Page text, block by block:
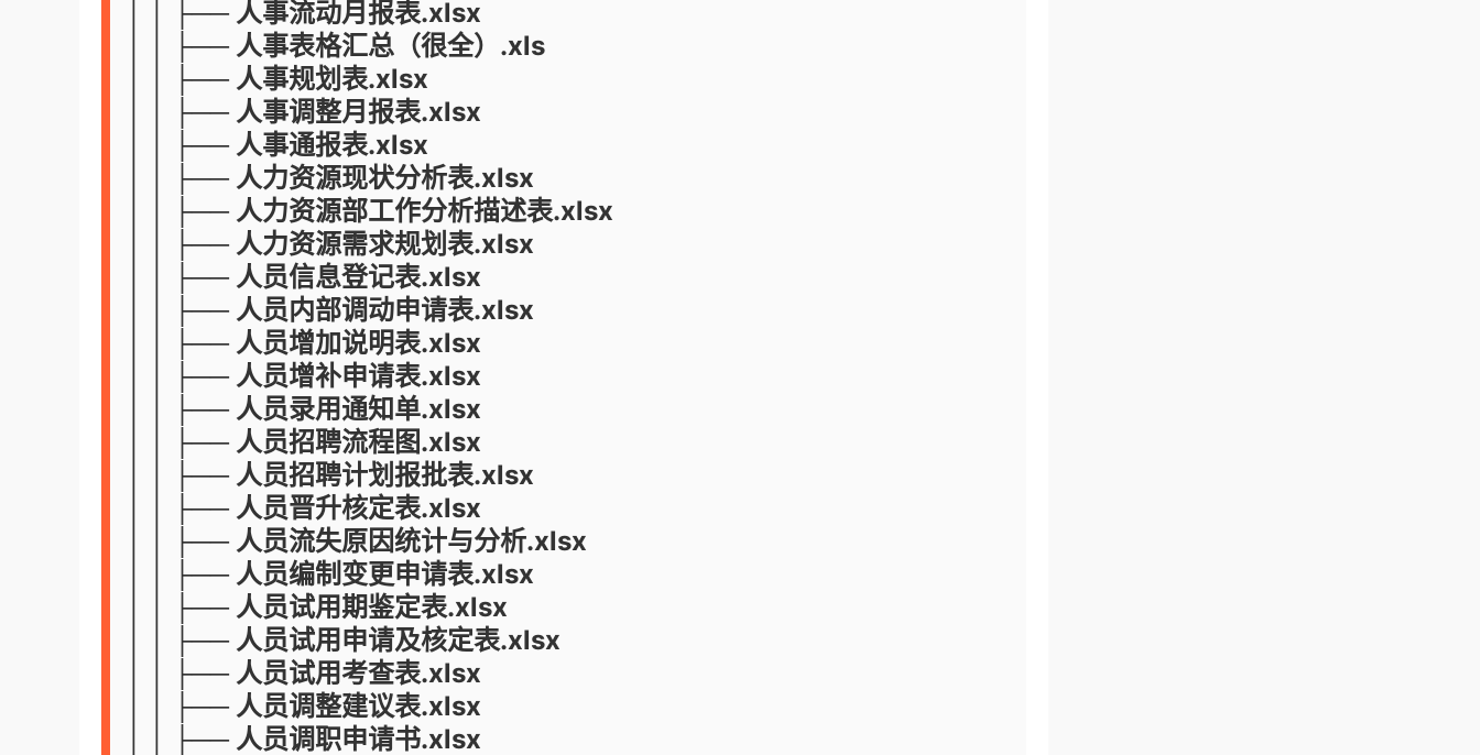
│ │ ├── 人事流动月报表.xlsx
│ │ ├── 人事表格汇总（很全）.xls
│ │ ├── 人事规划表.xlsx
│ │ ├── 人事调整月报表.xlsx
│ │ ├── 人事通报表.xlsx
│ │ ├── 人力资源现状分析表.xlsx
│ │ ├── 人力资源部工作分析描述表.xlsx
│ │ ├── 人力资源需求规划表.xlsx
│ │ ├── 人员信息登记表.xlsx
│ │ ├── 人员内部调动申请表.xlsx
│ │ ├── 人员增加说明表.xlsx
│ │ ├── 人员增补申请表.xlsx
│ │ ├── 人员录用通知单.xlsx
│ │ ├── 人员招聘流程图.xlsx
│ │ ├── 人员招聘计划报批表.xlsx
│ │ ├── 人员晋升核定表.xlsx
│ │ ├── 人员流失原因统计与分析.xlsx
│ │ ├── 人员编制变更申请表.xlsx
│ │ ├── 人员试用期鉴定表.xlsx
│ │ ├── 人员试用申请及核定表.xlsx
│ │ ├── 人员试用考查表.xlsx
│ │ ├── 人员调整建议表.xlsx
│ │ ├── 人员调职申请书.xlsx